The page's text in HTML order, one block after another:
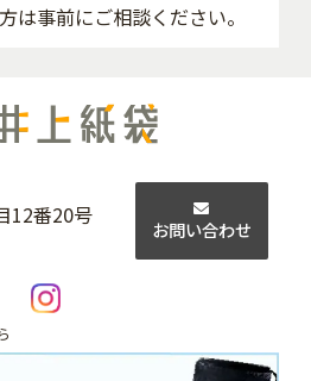
は事前にご相談ください。
12番20号
お問い合わせ